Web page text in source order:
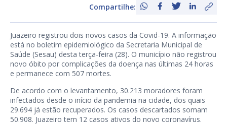
Compartilhe:
Juazeiro registrou dois novos casos da Covid-19. A informação
está no boletim epidemiológico da Secretaria Municipal de
Saúde (Sesau) desta terça-feira (28). O município não registrou
novo óbito por complicações da doença nas últimas 24 horas
e permanece com 507 mortes.
De acordo com o levantamento, 30.213 moradores foram
infectados desde o início da pandemia na cidade, dos quais
29.694 já estão recuperados. Os casos descartados somam
50.908. Juazeiro tem 12 casos ativos do novo coronavírus.